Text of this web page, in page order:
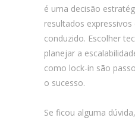
é uma decisão
resultados
conduzido. Escolher
planejar a
como lock-in são
o sucesso.
Se ficou alguma